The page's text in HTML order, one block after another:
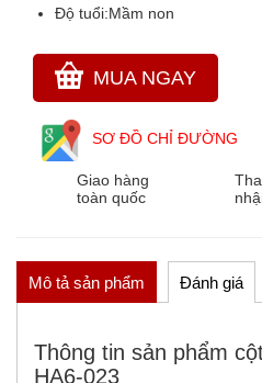
GÓC THƠ VÀ TRUYỆN KỂ
Độ tuổi:Mầm non
MUA NGAY
SƠ ĐỒ CHỈ ĐƯỜNG
Giao hàng
toàn quốc
Mô tả sản phẩm Đánh giá
Thông tin sản phẩm
HA6-023